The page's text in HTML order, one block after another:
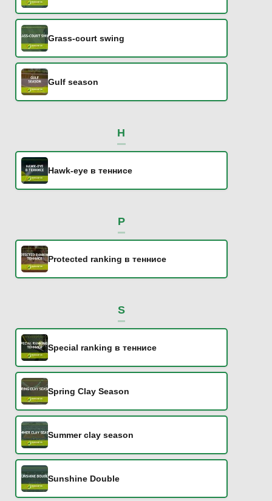
Grass-court swing
Gulf season
H
Hawk-eye в теннисе
P
Protected ranking в теннисе
S
Special ranking в теннисе
Spring Clay Season
Summer clay season
Sunshine Double